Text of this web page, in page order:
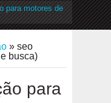
para motores de
» seo
busca)
para